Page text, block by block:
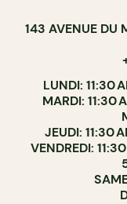
143 AVENUE DU
LUNDI: 11:30
MARDI: 11:30
JEUDI: 11:30
VENDREDI: